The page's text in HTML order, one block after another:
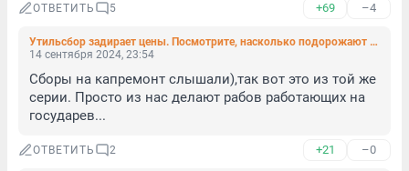
ОТВЕТИТЬ 5 +69 –4
Утильсбор задирает цены. Посмотрите, насколько подорожают популярные модели машин после 1 октября
14 сентября 2024, 23:54
Сборы на капремонт слышали),так вот это из той же
серии. Просто из нас делают рабов работающих на
государев...
ОТВЕТИТЬ 2 +21 –0